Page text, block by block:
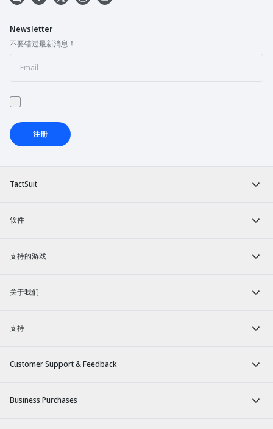
TactSuit
软件
支持的游戏
关于我们
支持
Customer Support & Feedback
Business Purchases
Newsletter
不要错过最新消息！
注册